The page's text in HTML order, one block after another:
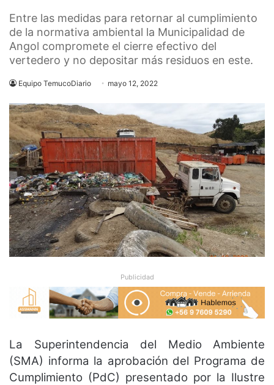
Entre las medidas para retornar al cumplimiento
de la normativa ambiental la Municipalidad de
Angol compromete el cierre efectivo del
vertedero y no depositar más residuos en este.
Equipo TemucoDiario mayo 12, 2022
Publicidad
La Superintendencia del Medio Ambiente
(SMA) informa la aprobación del Programa de
Cumplimiento (PdC) presentado por la Ilustre